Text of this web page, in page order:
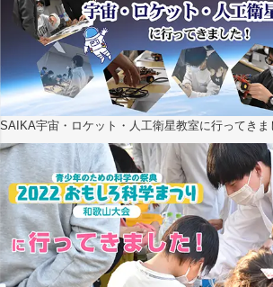
SAIKA宇宙・ロケット・人工衛星教室に行ってきま